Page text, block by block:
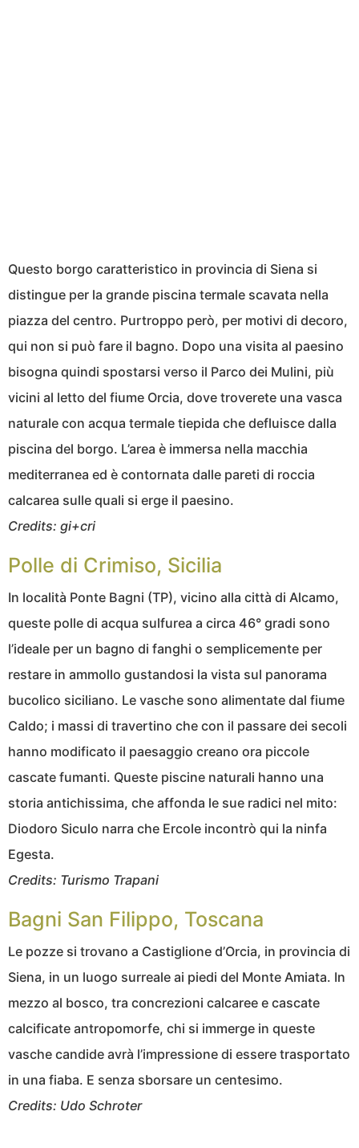
Questo borgo caratteristico in provincia di Siena si
distingue per la grande piscina termale scavata nella
piazza del centro. Purtroppo però, per motivi di decoro,
qui non si può fare il bagno. Dopo una visita al paesino
bisogna quindi spostarsi verso il Parco dei Mulini, più
vicini al letto del fiume Orcia, dove troverete una vasca
naturale con acqua termale tiepida che defluisce dalla
piscina del borgo. L’area è immersa nella macchia
mediterranea ed è contornata dalle pareti di roccia
calcarea sulle quali si erge il paesino.
Credits: gi+cri
Polle di Crimiso, Sicilia
In località Ponte Bagni (TP), vicino alla città di Alcamo,
queste polle di acqua sulfurea a circa 46° gradi sono
l’ideale per un bagno di fanghi o semplicemente per
restare in ammollo gustandosi la vista sul panorama
bucolico siciliano. Le vasche sono alimentate dal fiume
Caldo; i massi di travertino che con il passare dei secoli
hanno modificato il paesaggio creano ora piccole
cascate fumanti. Queste piscine naturali hanno una
storia antichissima, che affonda le sue radici nel mito:
Diodoro Siculo narra che Ercole incontrò qui la ninfa
Egesta.
Credits: Turismo Trapani
Bagni San Filippo, Toscana
Le pozze si trovano a Castiglione d’Orcia, in provincia di
Siena, in un luogo surreale ai piedi del Monte Amiata. In
mezzo al bosco, tra concrezioni calcaree e cascate
calcificate antropomorfe, chi si immerge in queste
vasche candide avrà l’impressione di essere trasportato
in una fiaba. E senza sborsare un centesimo.
Credits: Udo Schroter